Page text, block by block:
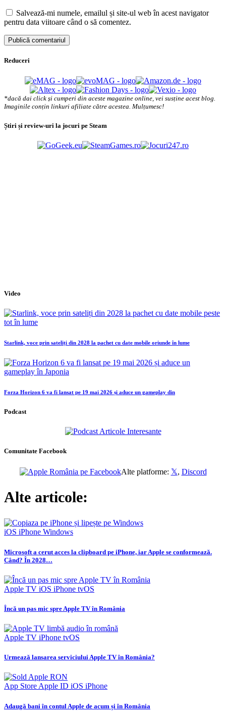
Salvează-mi numele, emailul și site-ul web în acest navigator
pentru data viitoare când o să comentez.
Reduceri
*dacă dai click și cumperi din aceste magazine online, vei susține acest blog.
Imaginile conțin linkuri afiliate către acestea. Mulțumesc!
Știri și review-uri la jocuri pe Steam
Video
Starlink, voce prin sateliți din 2028 la pachet cu date mobile oriunde în lume
Forza Horizon 6 va fi lansat pe 19 mai 2026 și aduce un gameplay din
Podcast
Comunitate Facebook
Alte platforme: 𝕏, Discord
Alte articole:
iOS iPhone Windows
Microsoft a cerut acces la clipboard pe iPhone, iar Apple se conformează.
Când? În 2028…
Apple TV iOS iPhone tvOS
Încă un pas mic spre Apple TV în România
Apple TV iPhone tvOS
Urmează lansarea serviciului Apple TV în România?
App Store Apple ID iOS iPhone
Adaugă bani în contul Apple de acum și în România